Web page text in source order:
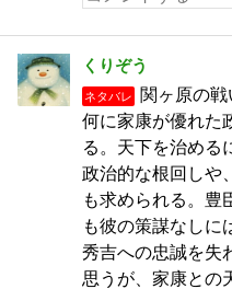
くりぞう
ネタバレ
関ヶ原の
何に家康が優れた
る。天下を治める
政治的な根回しや
も求められる。豊
も彼の策謀なしに
秀吉への忠誠を失
思うが、家康との